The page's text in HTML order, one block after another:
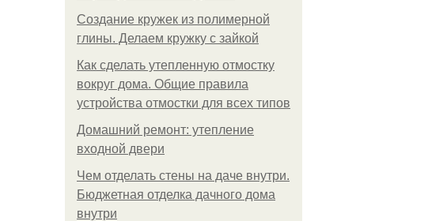
Создание кружек из полимерной
глины. Делаем кружку с зайкой
Как сделать утепленную отмостку
вокруг дома. Общие правила
устройства отмостки для всех типов
Домашний ремонт: утепление
входной двери
Чем отделать стены на даче внутри.
Бюджетная отделка дачного дома
внутри